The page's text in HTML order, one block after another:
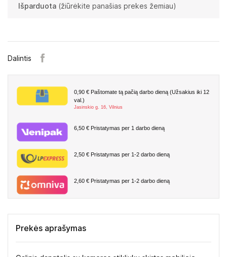
Išparduota (žiūrėkite panašias prekes žemiau)
Dalintis
0,90 € Paštomate tą pačią darbo dieną (Užsakius iki 12
val.)
Jasinskio g. 16, Vilnius
6,50 € Pristatymas per 1 darbo dieną
2,50 € Pristatymas per 1-2 darbo dieną
2,60 € Pristatymas per 1-2 darbo dieną
Prekės aprašymas